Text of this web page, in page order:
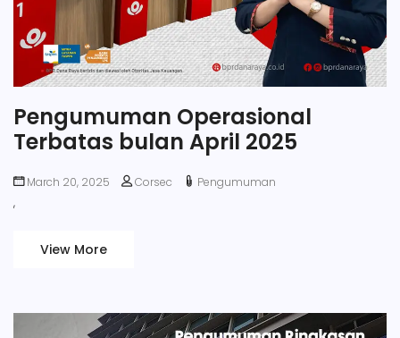
Pengumuman Operasional
Terbatas bulan April 2025
March 20, 2025 Corsec
Pengumuman
,
View More